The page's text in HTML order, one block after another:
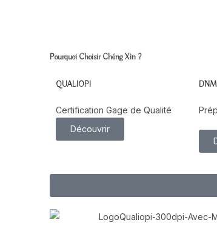
Pourquoi Choisir Chéng Xìn ?
QUALIOPI
Certification Gage de Qualité
Découvrir